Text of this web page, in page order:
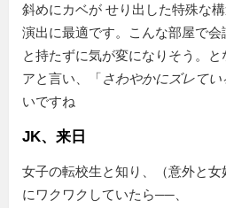
斜めにカベが せり出した特殊な
演出に最適です。こんな部屋で
と持たずに気が変になりそう。と
アと言い、「さわやかにズレてい
いですね
JK、来日
女子の転校生と知り、（意外と女
にワクワクしていたら──、